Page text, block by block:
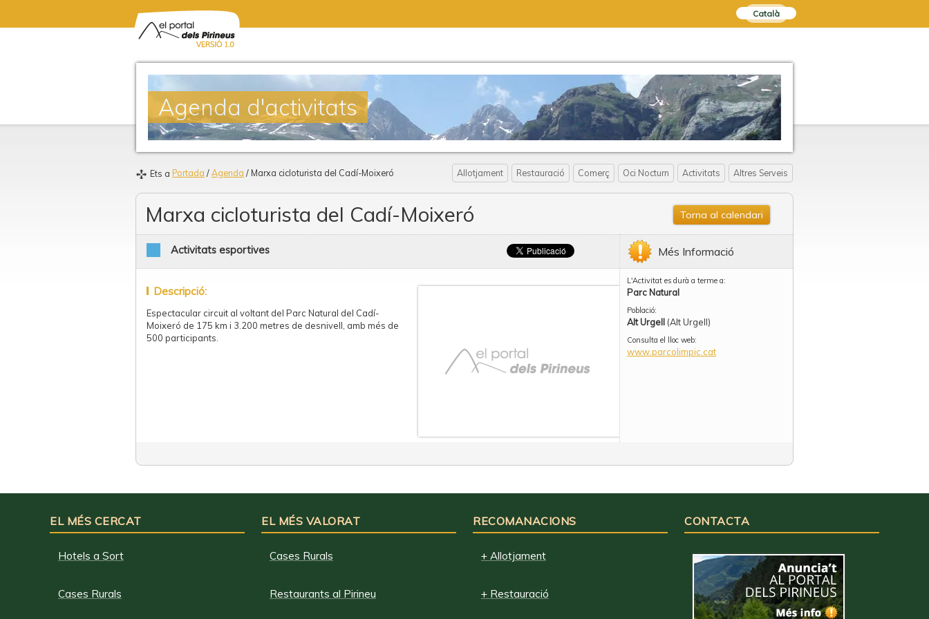
Català
Agenda d'activitats
Ets a Portada / Agenda / Marxa cicloturista del Cadí-Moixeró Allotjament Restauració Comerç Oci Nocturn Activitats Altres Serveis
Marxa cicloturista del Cadí-Moixeró Torna al calendari
Activitats esportives
Descripció:
Espectacular circuit al voltant del Parc Natural del Cadí-
Moixeró de 175 km i 3.200 metres de desnivell, amb més de
500 participants.
Més Informació
L'Activitat es durà a terme a:
Parc Natural
Població:
Alt Urgell (Alt Urgell)
Consulta el lloc web:
www.parcolimpic.cat
EL MÉS CERCAT
Hotels a Sort
Cases Rurals
EL MÉS VALORAT
Cases Rurals
Restaurants al Pirineu
RECOMANACIONS
+ Allotjament
+ Restauració
CONTACTA